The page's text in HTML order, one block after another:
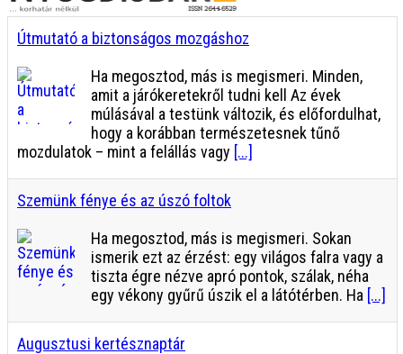
Útmutató a biztonságos mozgáshoz
Ha megosztod, más is megismeri. Minden,
amit a járókeretekről tudni kell Az évek
múlásával a testünk változik, és előfordulhat,
hogy a korábban természetesnek tűnő
mozdulatok – mint a felállás vagy [...]
Szemünk fénye és az úszó foltok
Ha megosztod, más is megismeri. Sokan
ismerik ezt az érzést: egy világos falra vagy a
tiszta égre nézve apró pontok, szálak, néha
egy vékony gyűrű úszik el a látótérben. Ha [...]
Augusztusi kertésznaptár